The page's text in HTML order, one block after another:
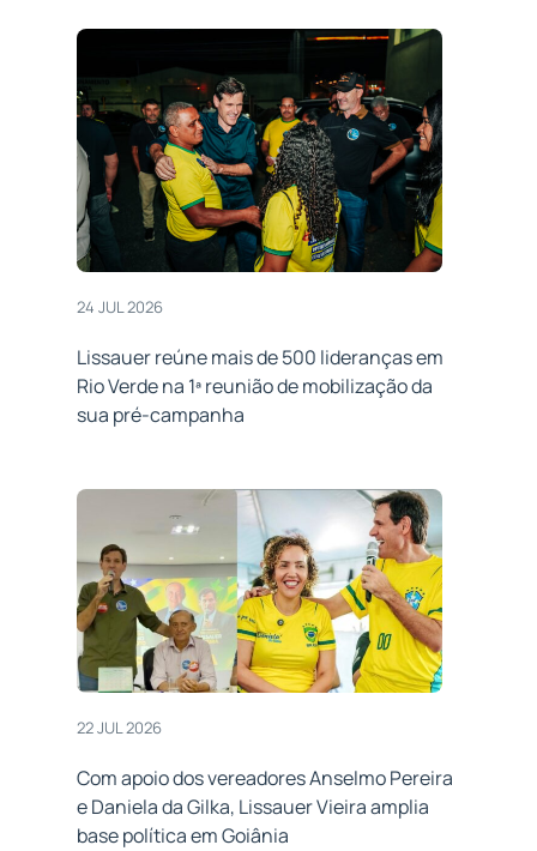
24 JUL 2026
Lissauer reúne mais de 500 lideranças em
Rio Verde na 1ª reunião de mobilização da
sua pré-campanha
22 JUL 2026
Com apoio dos vereadores Anselmo Pereira
e Daniela da Gilka, Lissauer Vieira amplia
base política em Goiânia